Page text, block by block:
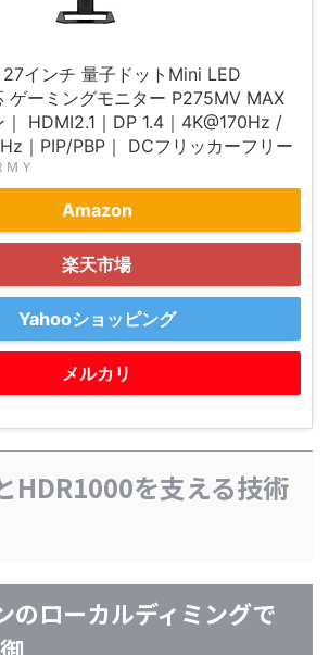
インチ 量子ドットMini LED
ゲーミングモニター P275MV MAX
｜ HDMI2.1｜DP 1.4｜4K@170Hz /
｜PIP/PBP｜ DCフリッカーフリー
Ｙ
Amazon
楽天市場
Yahooショッピング
メルカリ
HDR1000を支える技術
のローカルディミングで